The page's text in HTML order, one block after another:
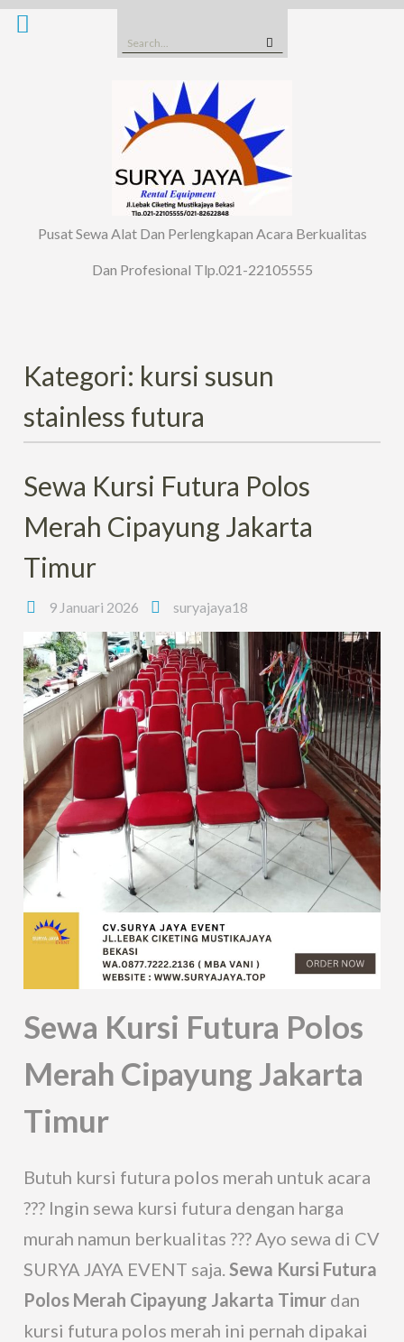
Skip
Search
for:
Pusat Sewa Alat Dan Perlengkapan Acara Berkualitas
Dan Profesional Tlp.021-22105555
Kategori: kursi susun
stainless futura
Sewa Kursi Futura Polos
Merah Cipayung Jakarta
Timur
9 Januari 2026 suryajaya18
Sewa Kursi Futura Polos
Merah Cipayung Jakarta
Timur
Butuh kursi futura polos merah untuk acara
??? Ingin sewa kursi futura dengan harga
murah namun berkualitas ??? Ayo sewa di CV
SURYA JAYA EVENT saja. Sewa Kursi Futura
Polos Merah Cipayung Jakarta Timur dan
kursi futura polos merah ini pernah dipakai